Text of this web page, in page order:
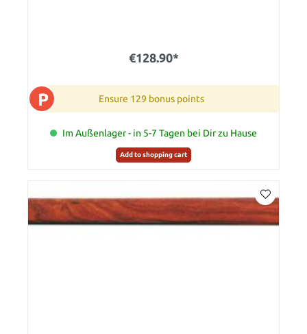
€128.90*
P Ensure 129 bonus points
Im Außenlager - in 5-7 Tagen bei Dir zu Hause
Add to shopping cart